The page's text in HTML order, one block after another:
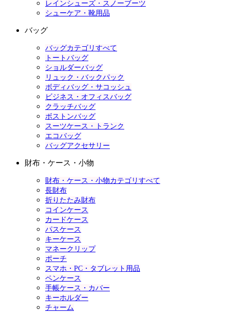
レインシューズ・スノーブーツ
シューケア・靴用品
バッグ
バッグカテゴリすべて
トートバッグ
ショルダーバッグ
リュック・バックパック
ボディバッグ・サコッシュ
ビジネス・オフィスバッグ
クラッチバッグ
ボストンバッグ
スーツケース・トランク
エコバッグ
バッグアクセサリー
財布・ケース・小物
財布・ケース・小物カテゴリすべて
長財布
折りたたみ財布
コインケース
カードケース
パスケース
キーケース
マネークリップ
ポーチ
スマホ・PC・タブレット用品
ペンケース
手帳ケース・カバー
キーホルダー
チャーム